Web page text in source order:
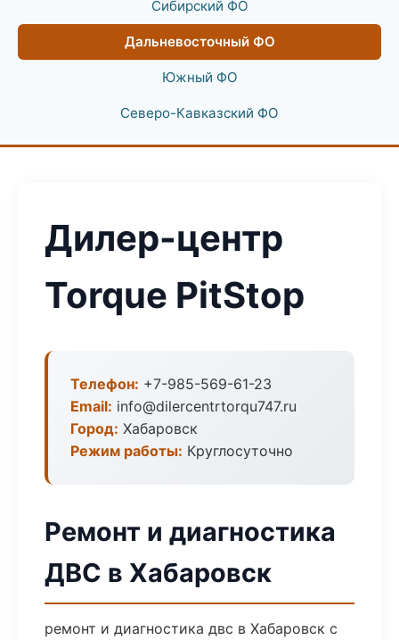
Сибирский ФО
Дальневосточный ФО
Южный ФО
Северо-Кавказский ФО
Дилер-центр
Torque PitStop
Телефон: +7-985-569-61-23
Email: info@dilercentrtorqu747.ru
Город: Хабаровск
Режим работы: Круглосуточно
Ремонт и диагностика
ДВС в Хабаровск
ремонт и диагностика двс в Хабаровск с